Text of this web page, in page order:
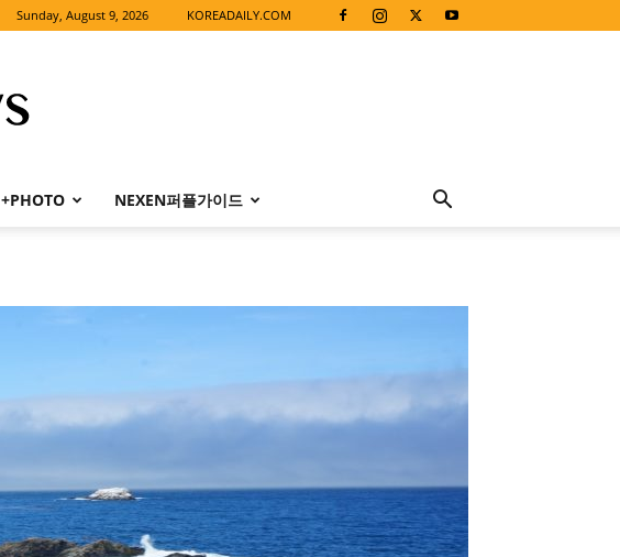
Sunday, August 9, 2026 KOREADAILY.COM
+PHOTO NEXEN퍼플가이드